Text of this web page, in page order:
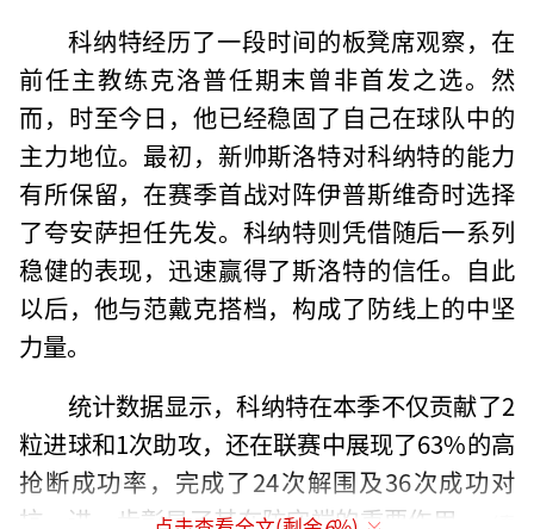
科纳特经历了一段时间的板凳席观察，在
前任主教练克洛普任期末曾非首发之选。然
而，时至今日，他已经稳固了自己在球队中的
主力地位。最初，新帅斯洛特对科纳特的能力
有所保留，在赛季首战对阵伊普斯维奇时选择
了夸安萨担任先发。科纳特则凭借随后一系列
稳健的表现，迅速赢得了斯洛特的信任。自此
以后，他与范戴克搭档，构成了防线上的中坚
力量。
统计数据显示，科纳特在本季不仅贡献了2
粒进球和1次助攻，还在联赛中展现了63%的高
抢断成功率，完成了24次解围及36次成功对
抗，进一步彰显了其在防守端的重要作用。